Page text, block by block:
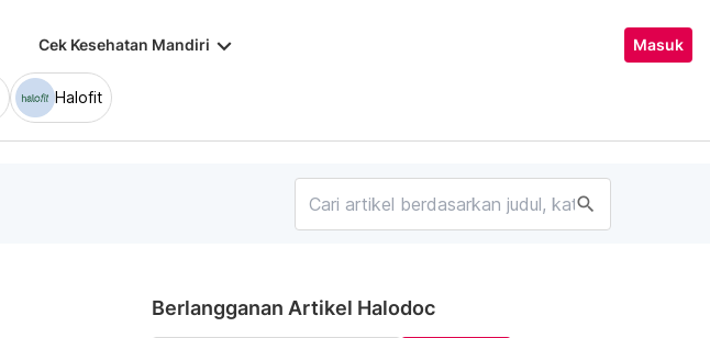
Cek Kesehatan Mandiri keyboard_arrow_down Masuk
Halofit
search
Berlangganan Artikel Halodoc